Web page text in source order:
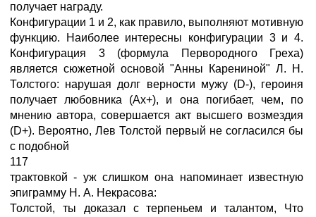
получает награду.
Конфигурации 1 и 2, как правило, выполняют мотивную
функцию. Наиболее интересны конфигурации 3 и 4.
Конфигурация 3 (формула Первородного Греха)
является сюжетной основой "Анны Карениной" Л. Н.
Толстого: нарушая долг верности мужу (D-), героиня
получает любовника (Ах+), и она погибает, чем, по
мнению автора, совершается акт высшего возмездия
(D+). Вероятно, Лев Толстой первый не согласился бы
с подобной
117
трактовкой - уж слишком она напоминает известную
эпиграмму Н. А. Некрасова:
Толстой, ты доказал с терпеньем и талантом, Что